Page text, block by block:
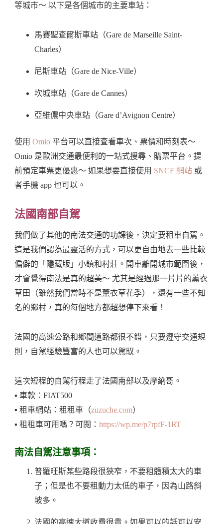
等城市～ 以下是各個城市的主要車站：
馬賽聖查爾斯車站（Gare de Marseille Saint-
Charles）
尼斯車站（Gare de Nice-Ville）
坎城車站（Gare de Cannes）
亞維儂中央車站（Gare d’Avignon Centre）
使用 Omio 平台可以直接查看車次、票價和時刻表～
Omio 是歐洲交通最便利的一站式搜尋、購票平台。提
前預定車票更優惠～ 如果想要直接使用 SNCF 網站 或
者手機 app 也可以。
法國南部自駕
我們做了其他的南法交通的功課後，決定要租車自駕。
這是我們認為最靈活的方式，可以更自由地去一些比較
偏僻的「隱藏版」小鎮和村莊。開車離開城市範圍後，
才會覺得南法是真的超美～ 尤其是經過那一片片的薰衣
草田（雖然我們當時不是薰衣草花季），還有一些不知
名的鄉村，真的每個地方都超想停下來看！
法國的高速公路和鄉間道路都很不錯，只要遵守交通規
則，自駕經驗豐富的人也可以駕馭。
這次短程的自駕行程走了法國南部以及摩納哥。
▪️ 車款：FIAT500
▪️ 租車網站：租租車（zuzuche.com）
▪️ 租租車可用嗎？可閱： https://wp.me/p7rpfF-1RT
南法自駕注意事項：
普羅旺斯某些路段很狹窄，不要租體積太大的車
子；但是也不要租動力太低的車子，因為山路斜
坡多。